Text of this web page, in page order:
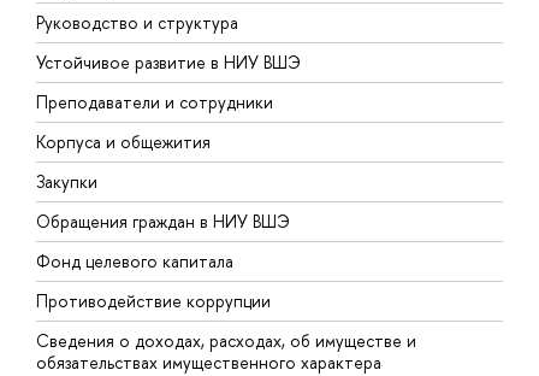
Руководство и структура
Устойчивое развитие в НИУ ВШЭ
Преподаватели и сотрудники
Корпуса и общежития
Закупки
Обращения граждан в НИУ ВШЭ
Фонд целевого капитала
Противодействие коррупции
Сведения о доходах, расходах, об имуществе и
обязательствах имущественного характера